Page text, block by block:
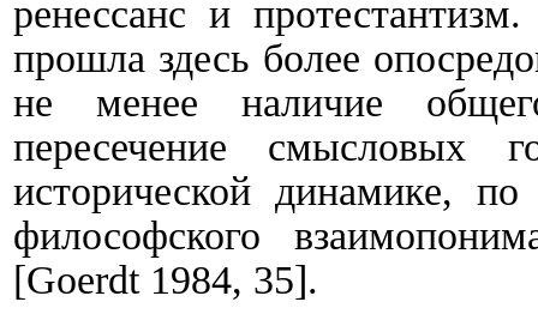
ренессанс и
прошла здесь более
не менее наличие
пересечение смысловых
исторической динамике,
философского
[Goerdt 1984, 35].